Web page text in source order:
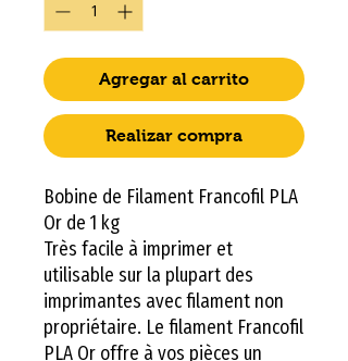
Agregar al carrito
Realizar compra
Bobine de Filament Francofil PLA
Or de 1 kg
Très facile à imprimer et
utilisable sur la plupart des
imprimantes avec filament non
propriétaire. Le filament Francofil
PLA Or offre à vos pièces un